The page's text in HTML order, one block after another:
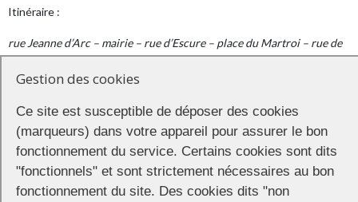
Itinéraire :
rue Jeanne d’Arc – mairie – rue d’Escure – place du Martroi – rue de
la République – boulevard Alexandre Martin – rue Bannier – place du
Martroi – rue de la hallebarde
et retour place de Gaulle dans le village des associations qui se tient
tout l’après-midi, avec de nombreuses animations.
La soirée
L’organisation de la soirée officielle est confiée à l’association Infinity
Gestion des cookies
Ce site est susceptible de déposer des cookies
(marqueurs) dans votre appareil pour assurer le bon
fonctionnement du service. Certains cookies sont dits
"fonctionnels" et sont strictement nécessaires au bon
fonctionnement du site. Des cookies dits "non